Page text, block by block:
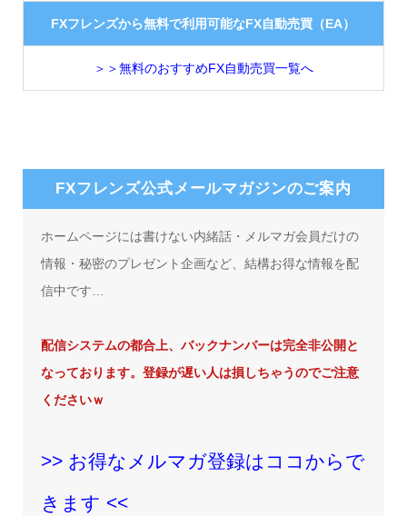
FXフレンズから無料で利用可能なFX自動売買（EA）
＞＞無料のおすすめFX自動売買一覧へ
FXフレンズ公式メールマガジンのご案内
ホームページには書けない内緒話・メルマガ会員だけの
情報・秘密のプレゼント企画など、結構お得な情報を配
信中です…
配信システムの都合上、バックナンバーは完全非公開と
なっております。登録が遅い人は損しちゃうのでご注意
くださいｗ
>> お得なメルマガ登録はココからで
きます <<